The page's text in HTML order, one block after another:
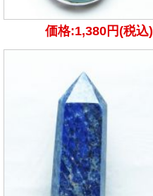
価格:1,380円(税込)